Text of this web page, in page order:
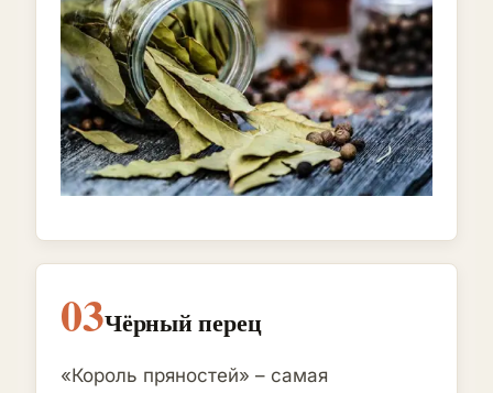
03Чёрный перец
«Король пряностей» – самая